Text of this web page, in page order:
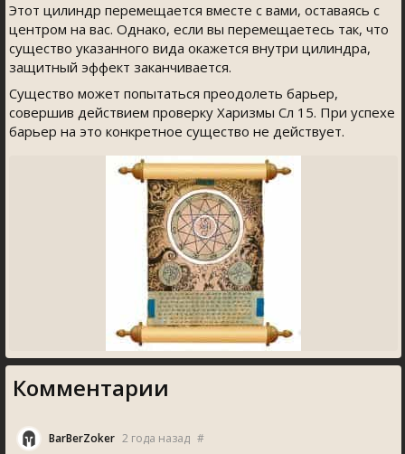
Этот цилиндр перемещается вместе с вами, оставаясь с
центром на вас. Однако, если вы перемещаетесь так, что
существо указанного вида окажется внутри цилиндра,
защитный эффект заканчивается.
Существо может попытаться преодолеть барьер,
совершив действием проверку Харизмы Сл 15. При успехе
барьер на это конкретное существо не действует.
Комментарии
BarBerZoker 2 года назад #